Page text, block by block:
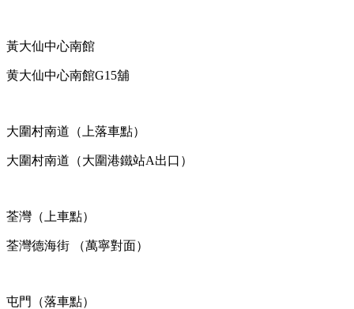
黃大仙中心南館
黄大仙中心南館G15舖
大圍村南道（上落車點）
大圍村南道（大圍港鐵站A出口）
荃灣（上車點）
荃灣德海街 （萬寧對面）
屯門 （落車點）